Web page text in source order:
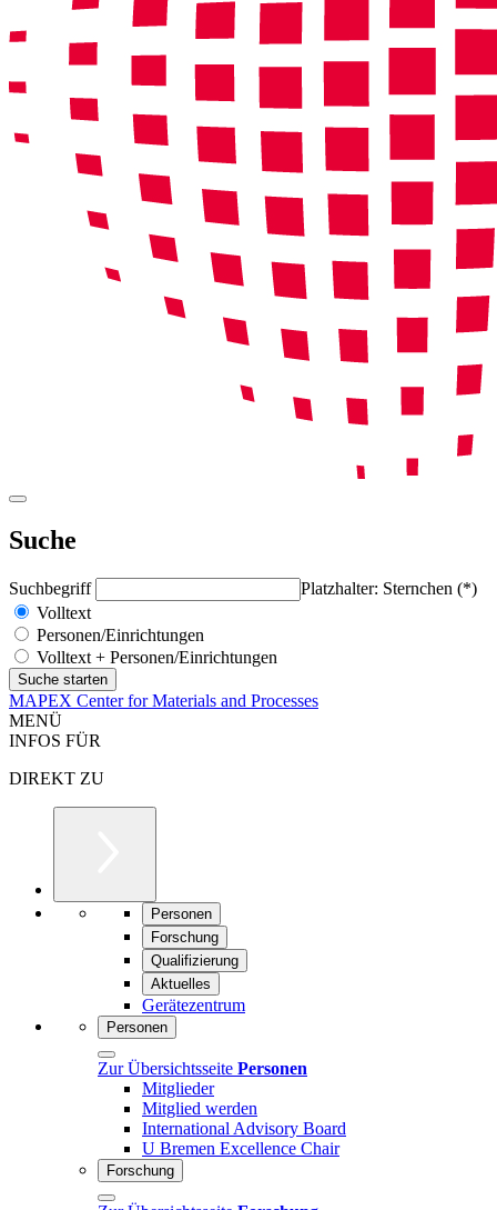
Suche
Suchbegriff
Platzhalter: Sternchen (*)
Volltext
Personen/Einrichtungen
Volltext + Personen/Einrichtungen
MAPEX Center for Materials and Processes
MENÜ
INFOS FÜR
DIREKT ZU
Personen
Forschung
Qualifizierung
Aktuelles
Gerätezentrum
Personen
Zur Übersichtsseite Personen
Mitglieder
Mitglied werden
International Advisory Board
U Bremen Excellence Chair
Forschung